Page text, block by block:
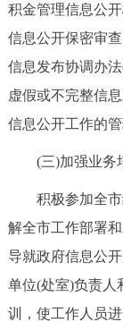
积金管理信息公
信息公开保密审
信息发布协调办
虚假或不完整信
信息公开工作的
(三)加强业务
积极参加全市
解全市工作部署
导就政府信息公
单位(处室)负责人
训，使工作人员